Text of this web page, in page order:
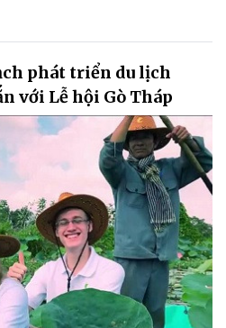
phát triển du lịch
với Lễ hội Gò Tháp